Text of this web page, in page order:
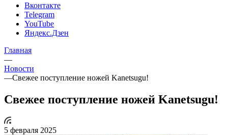
Вконтакте
Telegram
YouTube
Яндекс.Дзен
Главная
—
Новости
—Свежее поступление ножей Kanetsugu!
Свежее поступление ножей Kanetsugu!
5 февраля 2025